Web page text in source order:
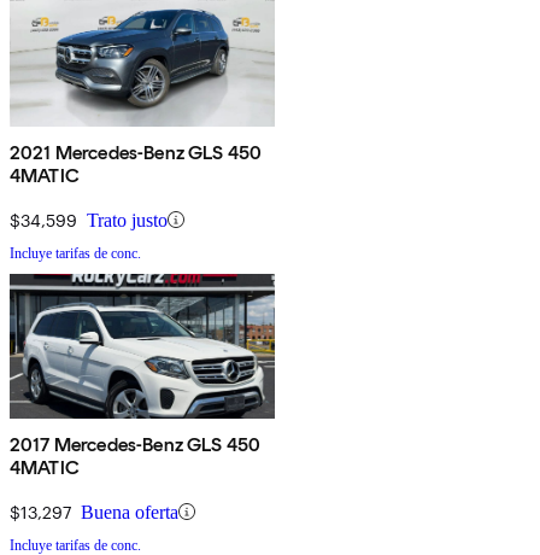
2021 Mercedes-Benz GLS 450
4MATIC
$34,599 Trato justo
Incluye tarifas de conc.
2017 Mercedes-Benz GLS 450
4MATIC
$13,297 Buena oferta
Incluye tarifas de conc.